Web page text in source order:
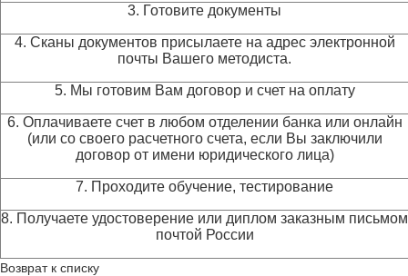
3. Готовите документы
4. Сканы документов присылаете на адрес электронной
почты Вашего методиста.
5. Мы готовим Вам договор и счет на оплату
6. Оплачиваете счет в любом отделении банка или онлайн
(или со своего расчетного счета, если Вы заключили
договор от имени юридического лица)
7. Проходите обучение, тестирование
8. Получаете удостоверение или диплом заказным письмом
почтой России
Возврат к списку